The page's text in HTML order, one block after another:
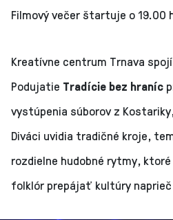
Filmový večer štartuje o 19.00
Kreatívne centrum Trnava
Podujatie Tradície bez hraníc
vystúpenia súborov z
Diváci uvidia tradičné kroje,
rozdielne hudobné rytmy,
folklór prepájať kultúry